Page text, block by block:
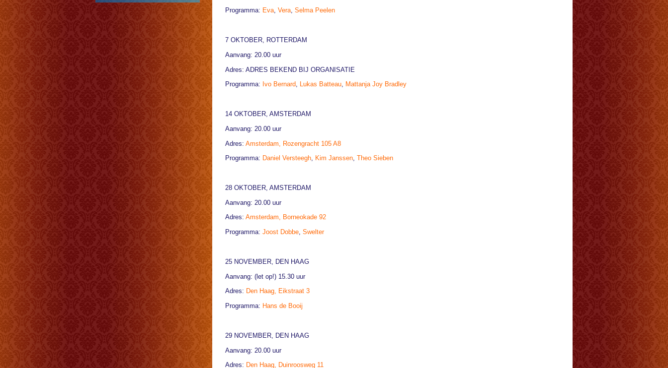
Programma: Eva, Vera, Selma Peelen
7 OKTOBER, ROTTERDAM
Aanvang: 20.00 uur
Adres: ADRES BEKEND BIJ ORGANISATIE
Programma: Ivo Bernard, Lukas Batteau, Mattanja Joy Bradley
14 OKTOBER, AMSTERDAM
Aanvang: 20.00 uur
Adres: Amsterdam, Rozengracht 105 A8
Programma: Daniel Versteegh, Kim Janssen, Theo Sieben
28 OKTOBER, AMSTERDAM
Aanvang: 20.00 uur
Adres: Amsterdam, Borneokade 92
Programma: Joost Dobbe, Swelter
25 NOVEMBER, DEN HAAG
Aanvang: (let op!) 15.30 uur
Adres: Den Haag, Eikstraat 3
Programma: Hans de Booij
29 NOVEMBER, DEN HAAG
Aanvang: 20.00 uur
Adres: Den Haag, Duinroosweg 11